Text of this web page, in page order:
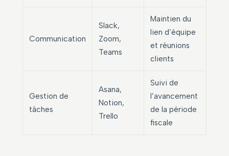
Communication
Slack,
Zoom,
Teams
Maintien du
lien d’équipe
et réunions
clients
Gestion de
tâches
Asana,
Notion,
Trello
Suivi de
l’avancement
de la période
fiscale